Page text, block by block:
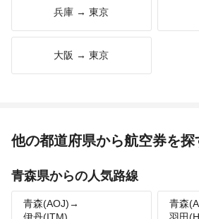
兵庫 → 東京
大阪 → 東京
他の都道府県から航空券を探
青森県からの人気路線
青森(AOJ)→
青森